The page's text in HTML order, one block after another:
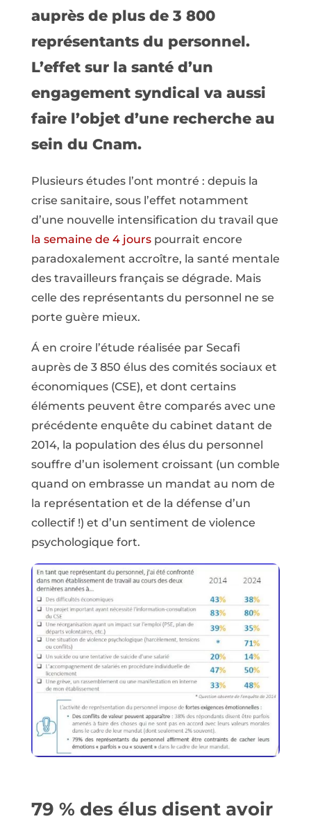
auprès de plus de 3 800
représentants du personnel.
L’effet sur la santé d’un
engagement syndical va aussi
faire l’objet d’une recherche au
sein du Cnam.
Plusieurs études l’ont montré : depuis la
crise sanitaire, sous l’effet notamment
d’une nouvelle intensification du travail que
la semaine de 4 jourspourrait encore
paradoxalement accroître, la santé mentale
des travailleurs français se dégrade. Mais
celle des représentants du personnel ne se
porte guère mieux.
Á en croire l’étude réalisée par Secafi
auprès de 3 850 élus des comités sociaux et
économiques (CSE), et dont certains
éléments peuvent être comparés avec une
précédente enquête du cabinet datant de
2014, la population des élus du personnel
souffre d’un isolement croissant (un comble
quand on embrasse un mandat au nom de
la représentation et de la défense d’un
collectif !) et d’un sentiment de violence
psychologique fort.
79 % des élus disent avoir